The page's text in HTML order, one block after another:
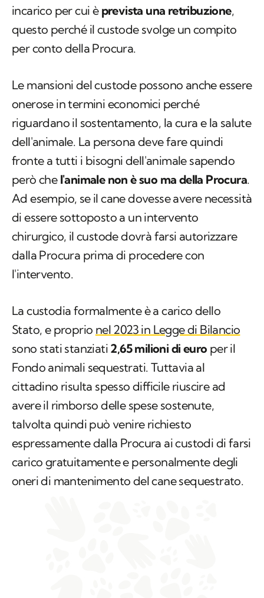
incarico per cui è prevista una retribuzione,
questo perché il custode svolge un compito
per conto della Procura.
Le mansioni del custode possono anche essere
onerose in termini economici perché
riguardano il sostentamento, la cura e la salute
dell'animale. La persona deve fare quindi
fronte a tutti i bisogni dell'animale sapendo
però che l'animale non è suo ma della Procura.
Ad esempio, se il cane dovesse avere necessità
di essere sottoposto a un intervento
chirurgico, il custode dovrà farsi autorizzare
dalla Procura prima di procedere con
l'intervento.
La custodia formalmente è a carico dello
Stato, e proprio nel 2023 in Legge di Bilancio
sono stati stanziati 2,65 milioni di euro per il
Fondo animali sequestrati. Tuttavia al
cittadino risulta spesso difficile riuscire ad
avere il rimborso delle spese sostenute,
talvolta quindi può venire richiesto
espressamente dalla Procura ai custodi di farsi
carico gratuitamente e personalmente degli
oneri di mantenimento del cane sequestrato.